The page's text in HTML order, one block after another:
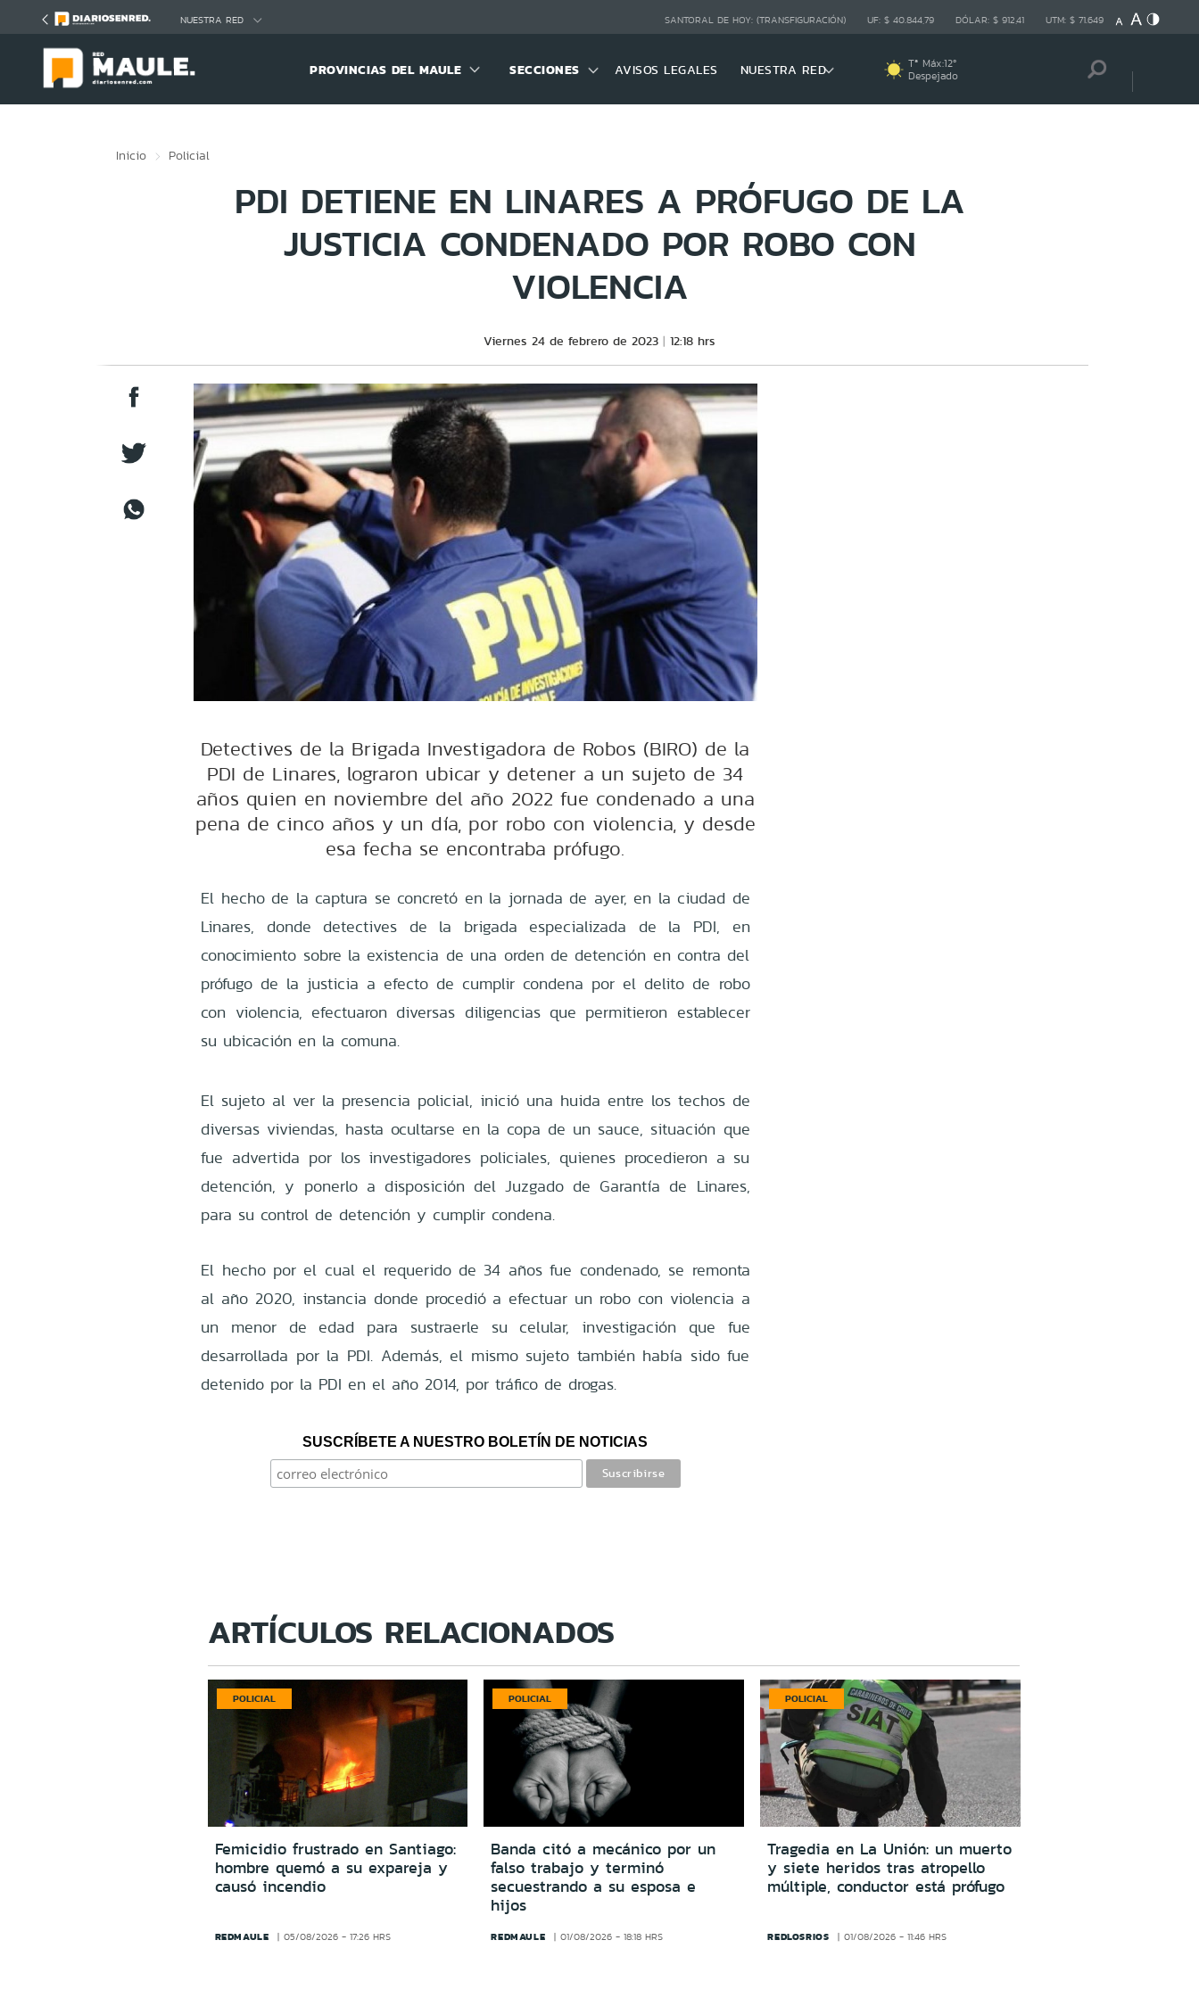
NUESTRA RED SANTORAL DE HOY: (TRANSFIGURACIÓN) UF: $ 40.844,79 DÓLAR: $ 912,41 UTM: $ 71.649
PROVINCIAS DEL MAULE SECCIONES AVISOS LEGALES NUESTRA RED Tª Máx:12º
Despejado
Inicio Policial
PDI DETIENE EN LINARES A PRÓFUGO DE LA
JUSTICIA CONDENADO POR ROBO CON
VIOLENCIA
Viernes 24 de febrero de 2023 12:18 hrs
Detectives de la Brigada Investigadora de Robos (BIRO) de la
PDI de Linares, lograron ubicar y detener a un sujeto de 34
años quien en noviembre del año 2022 fue condenado a una
pena de cinco años y un día, por robo con violencia, y desde
esa fecha se encontraba prófugo.
El hecho de la captura se concretó en la jornada de ayer, en la ciudad de
Linares, donde detectives de la brigada especializada de la PDI, en
conocimiento sobre la existencia de una orden de detención en contra del
prófugo de la justicia a efecto de cumplir condena por el delito de robo
con violencia, efectuaron diversas diligencias que permitieron establecer
su ubicación en la comuna.
El sujeto al ver la presencia policial, inició una huida entre los techos de
diversas viviendas, hasta ocultarse en la copa de un sauce, situación que
fue advertida por los investigadores policiales, quienes procedieron a su
detención, y ponerlo a disposición del Juzgado de Garantía de Linares,
para su control de detención y cumplir condena.
El hecho por el cual el requerido de 34 años fue condenado, se remonta
al año 2020, instancia donde procedió a efectuar un robo con violencia a
un menor de edad para sustraerle su celular, investigación que fue
desarrollada por la PDI. Además, el mismo sujeto también había sido fue
detenido por la PDI en el año 2014, por tráfico de drogas.
SUSCRÍBETE A NUESTRO BOLETÍN DE NOTICIAS
ARTÍCULOS RELACIONADOS
POLICIAL
Femicidio frustrado en Santiago:
hombre quemó a su expareja y
causó incendio
REDMAULE 05/08/2026 - 17:26 HRS
POLICIAL
Banda citó a mecánico por un
falso trabajo y terminó
secuestrando a su esposa e
hijos
REDMAULE 01/08/2026 - 18:18 HRS
POLICIAL
Tragedia en La Unión: un muerto
y siete heridos tras atropello
múltiple, conductor está prófugo
REDLOSRIOS 01/08/2026 - 11:46 HRS